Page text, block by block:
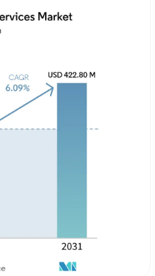
Image © Mordor Intelligence. La